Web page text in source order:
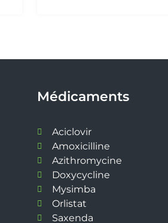
Médicaments
Aciclovir
Amoxicilline
Azithromycine
Doxycycline
Mysimba
Orlistat
Saxenda